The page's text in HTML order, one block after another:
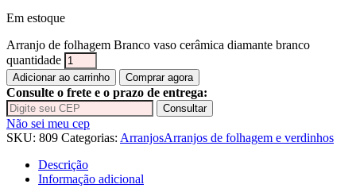
Em estoque
Arranjo de folhagem Branco vaso cerâmica diamante branco
quantidade
Adicionar ao carrinho Comprar agora
Consulte o frete e o prazo de entrega:
Consultar
Não sei meu cep
SKU: 809 Categorias: ArranjosArranjos de folhagem e verdinhos
Descrição
Informação adicional